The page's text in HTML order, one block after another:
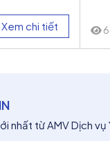
chi tiết
nhất từ AMV Dịch vụ